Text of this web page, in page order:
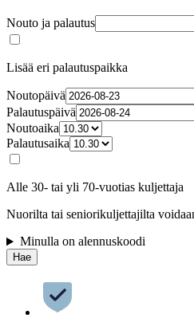
Nouto ja palautus
Lisää eri palautuspaikka
Noutopäivä
Palautuspäivä
Noutoaika
Palautusaika
Alle 30- tai yli 70-vuotias kuljettaja
Nuorilta tai seniorikuljettajilta
Minulla on alennuskoodi
Hae